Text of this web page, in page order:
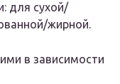
для сухой/
жирной.
в зависимости